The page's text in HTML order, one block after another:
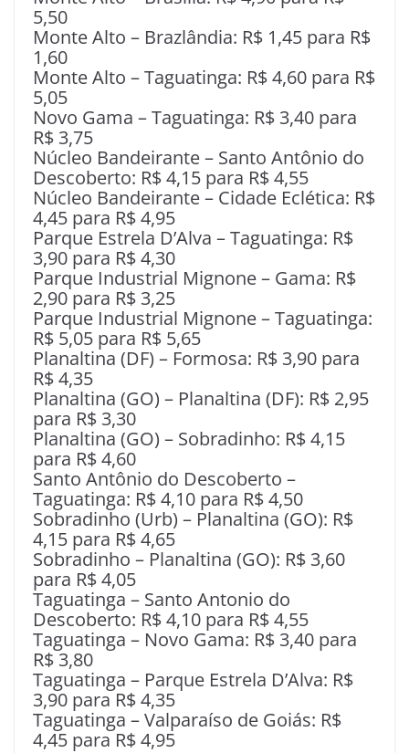
5,50
Monte Alto – Brazlândia: R$ 1,45 para R$
1,60
Monte Alto – Taguatinga: R$ 4,60 para R$
5,05
Novo Gama – Taguatinga: R$ 3,40 para
R$ 3,75
Núcleo Bandeirante – Santo Antônio do
Descoberto: R$ 4,15 para R$ 4,55
Núcleo Bandeirante – Cidade Eclética: R$
4,45 para R$ 4,95
Parque Estrela D’Alva – Taguatinga: R$
3,90 para R$ 4,30
Parque Industrial Mignone – Gama: R$
2,90 para R$ 3,25
Parque Industrial Mignone – Taguatinga:
R$ 5,05 para R$ 5,65
Planaltina (DF) – Formosa: R$ 3,90 para
R$ 4,35
Planaltina (GO) – Planaltina (DF): R$ 2,95
para R$ 3,30
Planaltina (GO) – Sobradinho: R$ 4,15
para R$ 4,60
Santo Antônio do Descoberto –
Taguatinga: R$ 4,10 para R$ 4,50
Sobradinho (Urb) – Planaltina (GO): R$
4,15 para R$ 4,65
Sobradinho – Planaltina (GO): R$ 3,60
para R$ 4,05
Taguatinga – Santo Antonio do
Descoberto: R$ 4,10 para R$ 4,55
Taguatinga – Novo Gama: R$ 3,40 para
R$ 3,80
Taguatinga – Parque Estrela D’Alva: R$
3,90 para R$ 4,35
Taguatinga – Valparaíso de Goiás: R$
4,45 para R$ 4,95